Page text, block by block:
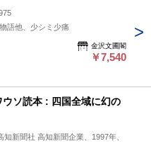
語他、少シミ少痛
金沢文圃閣
￥7,540
ソ読本 : 四国全域に幻の
新聞社 高知新聞企業、1997年、